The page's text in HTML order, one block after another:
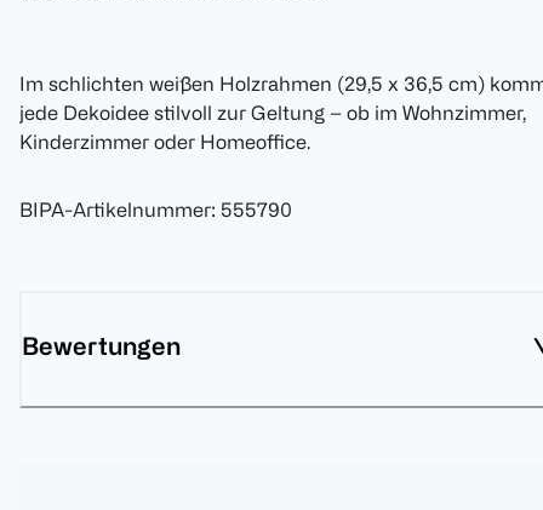
Im schlichten weißen Holzrahmen (29,5 x 36,5 cm)
jede Dekoidee stilvoll zur Geltung – ob im Wohnzimmer,
Kinderzimmer oder Homeoffice.
BIPA-Artikelnummer: 555790
Bewertungen